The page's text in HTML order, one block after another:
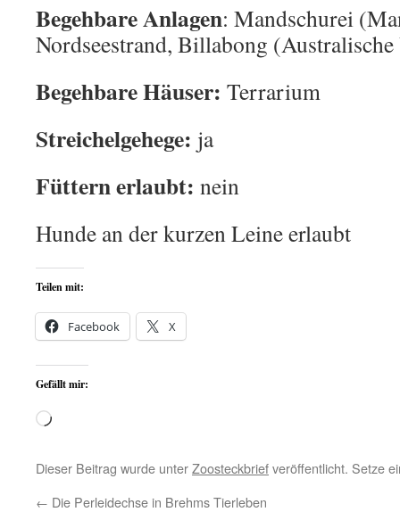
Begehbare Anlagen: Mandschurei
Nordseestrand, Billabong
Begehbare Häuser: Terrarium
Streichelgehege: ja
Füttern erlaubt: nein
Hunde an der kurzen Leine erlaubt
Teilen mit:
Facebook X
Gefällt mir:
Wird
Dieser Beitrag wurde unterZoosteckbriefveröffentlicht. Setze
← Die Perleidechse in Brehms Tierleben